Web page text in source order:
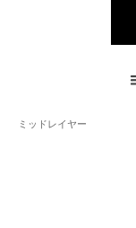
ミッドレイヤー